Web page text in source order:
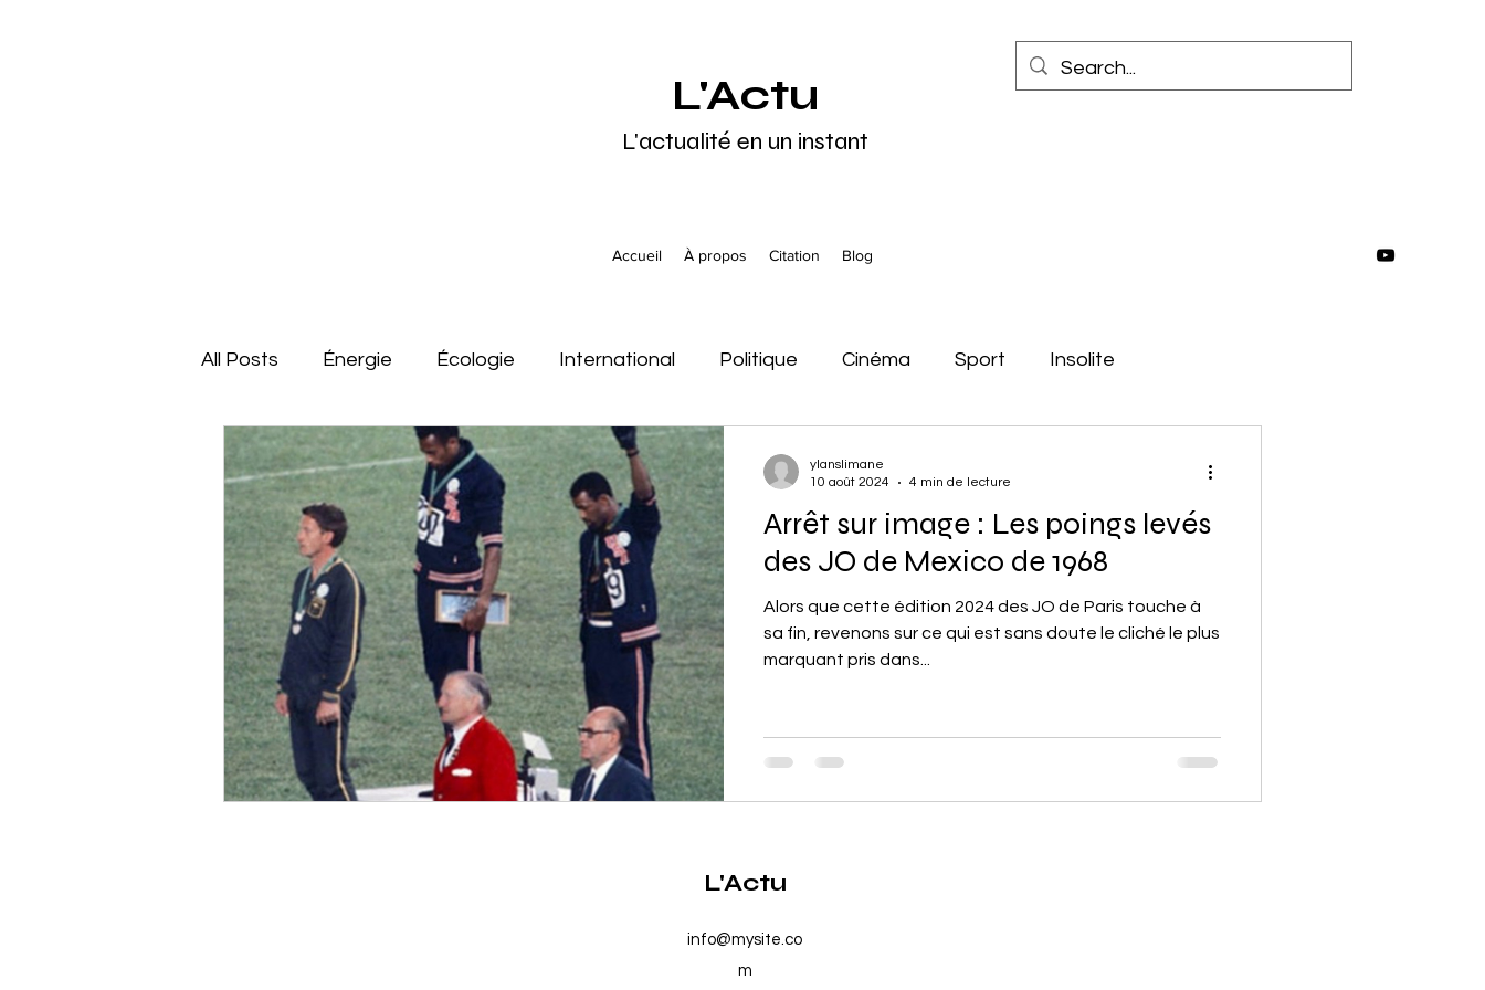
L'Actu
L'actualité en un instant
Accueil À propos Citation Blog
All Posts Énergie Écologie International Politique Cinéma Sport Insolite
France Dossiers États-Unis Afrique
Culture Arrêt sur image Amérique du Sud TechArrêt sur image : Les poings levés
des JO de Mexico de 1968
Alors que cette édition 2024 des JO de Paris touche à
sa fin, revenons sur ce qui est sans doute le cliché le plus
marquant pris dans...
ylanslimane
10 août 2024
4 min de lecture
L'Actu
info@mysite.co
m